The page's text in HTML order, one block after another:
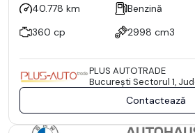
40.778 km Benzină
360 cp
2998 cm3
PLUS AUTOTRADE
Bucureşti Sectorul 1,
Contactează